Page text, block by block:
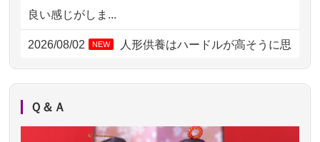
2026/08/04 00:38
2026/08/03 21:17 愛知県の方からお申込み
2026/08/02 18:47 虎ノ門の方からお申込み
2026/08/02 11:15
2026/08/02 10:39 神奈川の方からお申込み
良い感じがしま...
2026/08/02 NEW
人形供養はハードルが高そうに思
えるのですが、...
Ｑ＆Ａ